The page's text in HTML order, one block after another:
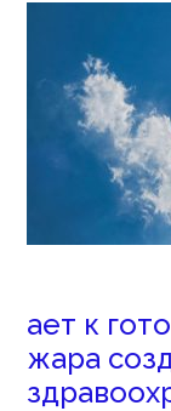
ает к
жара